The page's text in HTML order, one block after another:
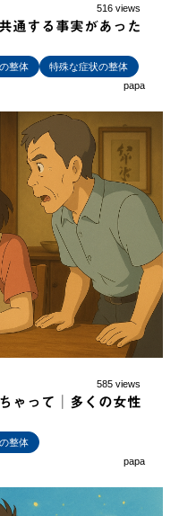
516 views
通する事実があった
整体
特殊な症状の整体
papa
585 views
ゃって│多くの女性
整体
papa